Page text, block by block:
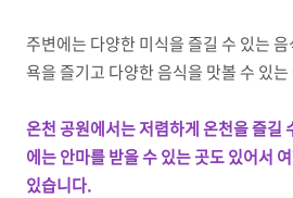
주변에는 다양한 미식을 즐길 수 있는
욕을 즐기고 다양한 음식을 맛볼 수 있
온천 공원에서는 저렴하게 온천을 즐길
에는 안마를 받을 수 있는 곳도 있어서
있습니다.